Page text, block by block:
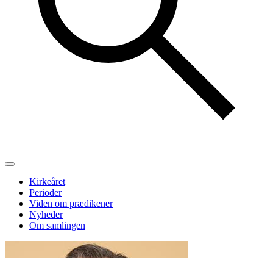
Kirkeåret
Perioder
Viden om prædikener
Nyheder
Om samlingen